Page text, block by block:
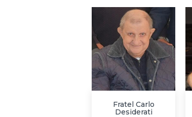
Fratel Carlo
Desiderati